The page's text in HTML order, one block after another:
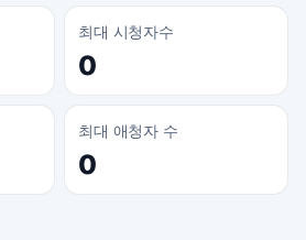
최대 시청자수
0
최대 애청자 수
0